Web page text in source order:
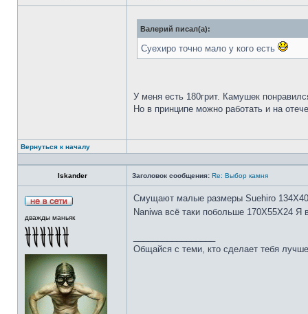
Валерий писал(а):
Суехиро точно мало у кого есть
У меня есть 180грит. Камушек
Но в принципе можно работать и на
Вернуться к началу
Iskander Заголовок сообщения: Re: Выбор камня
дважды маньяк
Смущают малые размеры Suehiro
Naniwa всё таки побольше 170Х55Х24 Я
Общайся с теми, кто сделает тебя